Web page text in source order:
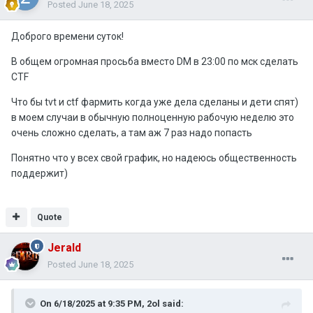
Posted June 18, 2025
Доброго времени суток!
В общем огромная просьба вместо DM в 23:00 по мск сделать
CTF
Что бы tvt и ctf фармить когда уже дела сделаны и дети спят)
в моем случаи в обычную полноценную рабочую неделю это
очень сложно сделать, а там аж 7 раз надо попасть
Понятно что у всех свой график, но надеюсь общественность
поддержит)
Quote
Jerald
Posted June 18, 2025
On 6/18/2025 at 9:35 PM, 2ol said: